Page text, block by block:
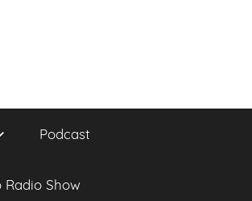
Podcast
Radio Show